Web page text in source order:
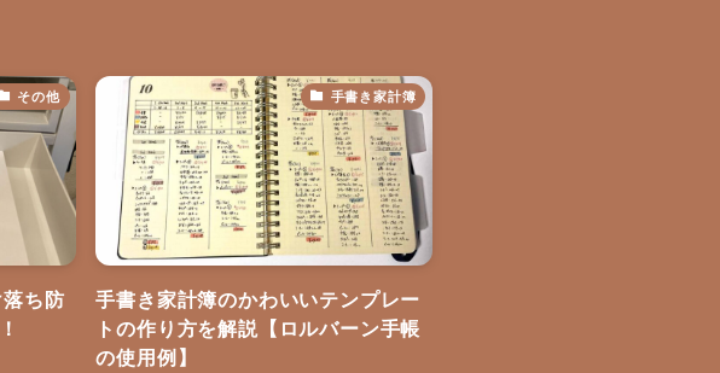
その他
ち防
手書き家計簿
手書き家計簿のかわいいテンプレー
トの作り方を解説【ロルバーン手帳
の使用例】